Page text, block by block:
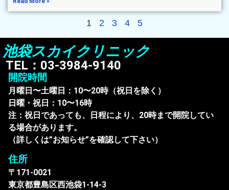
1 2 3 4 5
池袋スカイクリニック
TEL：03-3984-9140
開院時間
月曜日〜土曜日：10〜20時（祝日を除く）
日曜・祝日：10〜16時
注：祝日であっても、日程により、20時まで開院してい
る場合があります。
（詳しくは”お知らせ”を確認して下さい）
住所
〒171-0021
東京都豊島区西池袋1-14-3